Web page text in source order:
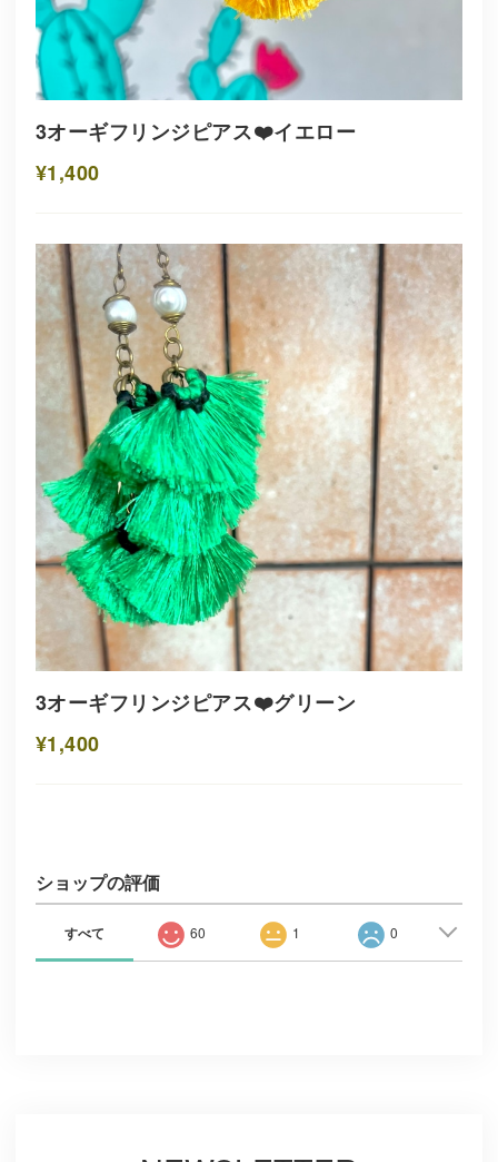
3オーギフリンジピアス❤️イエロー
¥1,400
3オーギフリンジピアス❤️グリーン
¥1,400
ショップの評価
すべて 60 1 0